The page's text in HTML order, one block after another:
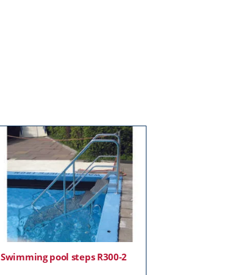
Swimming pool steps R300-2